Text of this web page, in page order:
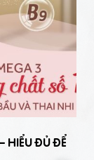
HIỂU ĐỦ ĐỂ